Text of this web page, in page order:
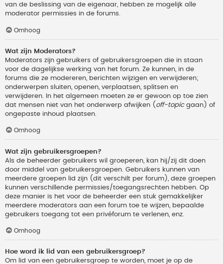
van de beslissing van de eigenaar, hebben ze mogelijk alle
moderator permissies in de forums.
Omhoog
Wat zijn Moderators?
Moderators zijn gebruikers of gebruikersgroepen die in staan
voor de dagelijkse werking van het forum. Ze kunnen, in de
forums die ze modereren, berichten wijzigen en verwijderen;
onderwerpen sluiten, openen, verplaatsen, splitsen en
verwijderen. In het algemeen moeten ze er gewoon op toe zien
dat mensen niet van het onderwerp afwijken ( off-topicgaan) of
ongepaste inhoud plaatsen.
Omhoog
Wat zijn gebruikersgroepen?
Als de beheerder gebruikers wil groeperen, kan hij/zij dit doen
door middel van gebruikersgroepen. Gebruikers kunnen van
meerdere groepen lid zijn (dit verschilt per forum), deze groepen
kunnen verschillende permissies/toegangsrechten hebben. Op
deze manier is het voor de beheerder een stuk gemakkelijker
meerdere moderators aan een forum toe te wijzen, bepaalde
gebruikers toegang tot een privéforum te verlenen, enz.
Omhoog
Hoe word ik lid van een gebruikersgroep?
Om lid van een gebruikersgroep te worden, moet je op de